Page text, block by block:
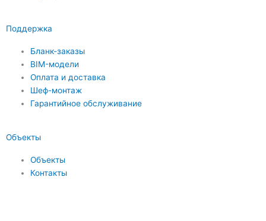
Поддержка
Бланк-заказы
BIM-модели
Оплата и доставка
Шеф-монтаж
Гарантийное обслуживание
Объекты
Объекты
Контакты